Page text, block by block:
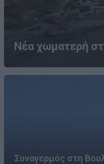
Νέα χωματερή
Συναγερμός στη